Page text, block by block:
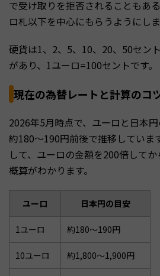
で受け取りを拒否されることもあ
ロ札以下を中心にもらうようにしま
硬貨は1、2、5、10、20、50セン
があり、1ユーロ=100セントです。
現在の為替レートと計算のコ
2026年5月時点で、ユーロと日本
約180〜190円前後で推移していま
して、ユーロの金額を200倍して
概算がわかります。
ユーロ 日本円の目安
1ユーロ 約180〜190円
10ユーロ 約1,800〜1,900円